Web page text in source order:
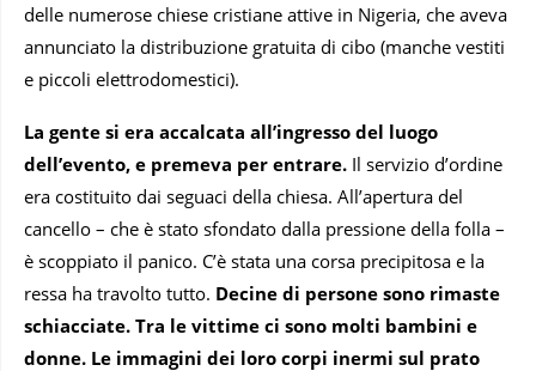
delle numerose chiese cristiane attive in Nigeria, che aveva
annunciato la distribuzione gratuita di cibo (manche vestiti
e piccoli elettrodomestici).
La gente si era accalcata all’ingresso del luogo
dell’evento, e premeva per entrare. Il servizio d’ordine
era costituito dai seguaci della chiesa. All’apertura del
cancello – che è stato sfondato dalla pressione della folla –
è scoppiato il panico. C’è stata una corsa precipitosa e la
ressa ha travolto tutto. Decine di persone sono rimaste
schiacciate. Tra le vittime ci sono molti bambini e
donne. Le immagini dei loro corpi inermi sul prato